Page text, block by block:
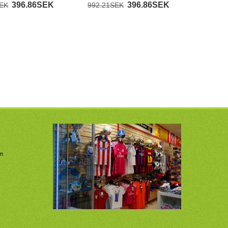
396.86SEK
Kortärmad
992.21SEK 396.86SEK